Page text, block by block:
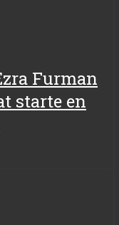
Furman
starte en